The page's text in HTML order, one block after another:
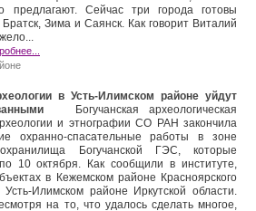
предлагают. Сейчас три города готовы
Зима и Саянск. Как говорит Виталий
в Усть-Илимском районе уйдут
Богучанская археологическая
и этнографии СО РАН закончила
охранно-спасательные работы в зоне
Богучанской ГЭС, которые
10 октября. Как сообщили в институте,
в Кежемском районе Красноярского
Илимском районе Иркутской области.
на то, что удалось сделать многое,